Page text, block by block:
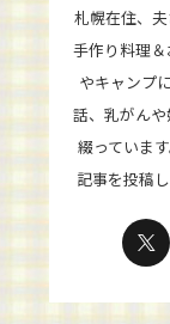
札幌在住、夫
手作り料理
やキャンプ
話、乳がん
綴っていま
記事を投稿